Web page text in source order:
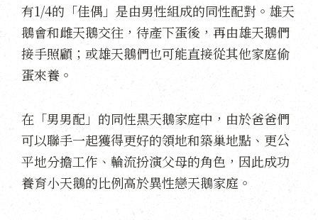
有1/4的「佳偶」是由男性組成的同性配對。雄天
鵝會和雌天鵝交往，待產下蛋後，再由雄天鵝們
接手照顧；或雄天鵝們也可能直接從其他家庭偷
蛋來養。
在「男男配」的同性黑天鵝家庭中，由於爸爸們
可以聯手一起獲得更好的領地和築巢地點、更公
平地分擔工作、輪流扮演父母的角色，因此成功
養育小天鵝的比例高於異性戀天鵝家庭。